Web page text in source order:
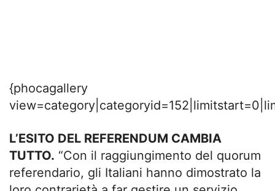
{phocagallery
L’ESITO DEL REFERENDUM CAMBIA
TUTTO. “Con il raggiungimento del quorum
referendario, gli Italiani hanno dimostrato la